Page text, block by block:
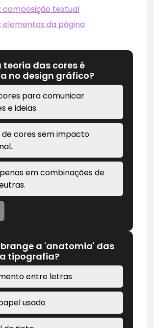
composição textual
elementos da página
teoria das cores é
no design gráfico?
para comunicar
e ideias.
de cores sem impacto
em combinações de
a 'anatomia' das
tipografia?
entre letras
usado